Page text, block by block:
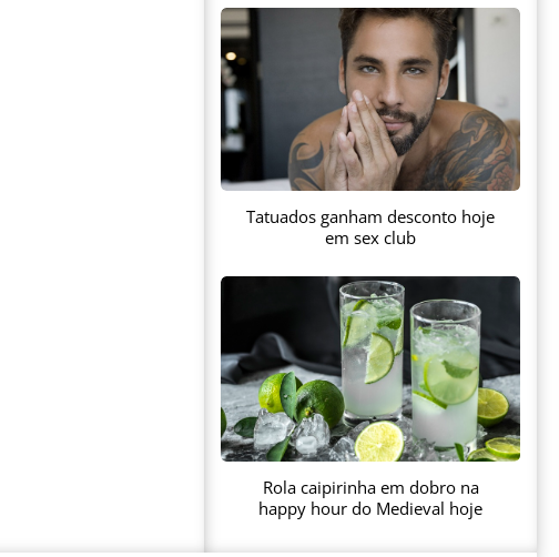
Tatuados ganham desconto hoje
em sex club
Rola caipirinha em dobro na
happy hour do Medieval hoje